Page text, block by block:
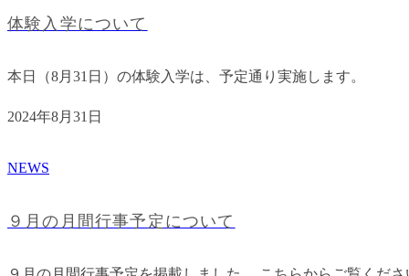
体験入学について
本日（8月31日）の体験入学は、予定通り実施します。
2024年8月31日
NEWS
９月の月間行事予定について